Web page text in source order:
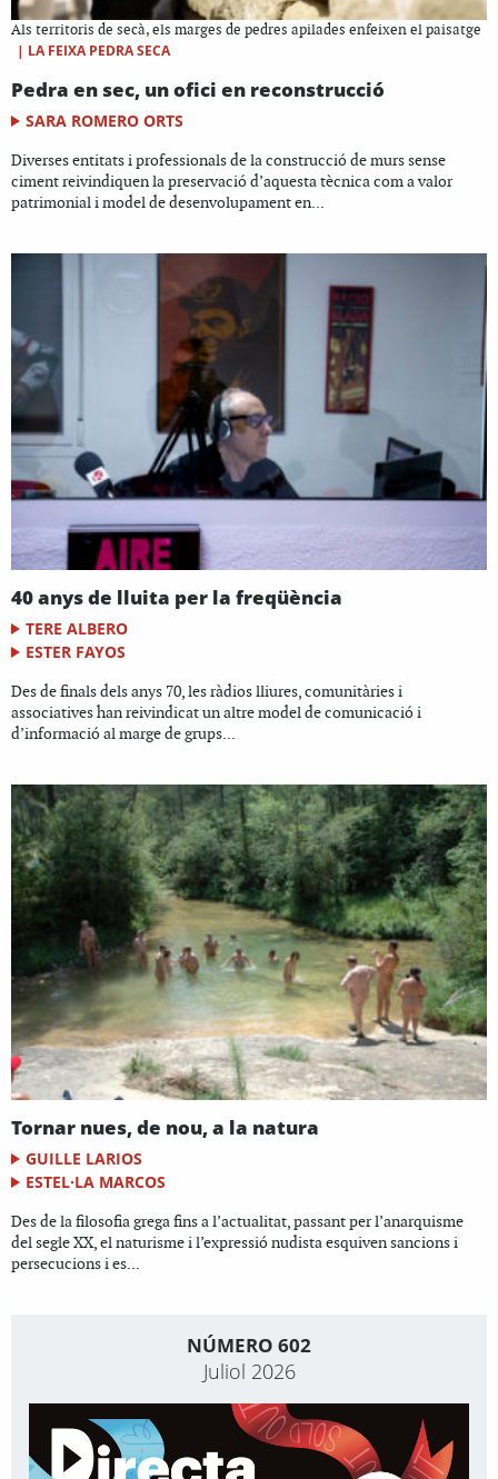
Als territoris de secà, els marges de pedres apilades enfeixen el paisatge
| LA FEIXA PEDRA SECA
Pedra en sec, un ofici en reconstrucció
SARA ROMERO ORTS
Diverses entitats i professionals de la construcció de murs sense
ciment reivindiquen la preservació d’aquesta tècnica com a valor
patrimonial i model de desenvolupament en...
40 anys de lluita per la freqüència
TERE ALBERO
ESTER FAYOS
Des de finals dels anys 70, les ràdios lliures, comunitàries i
associatives han reivindicat un altre model de comunicació i
d’informació al marge de grups...
Tornar nues, de nou, a la natura
GUILLE LARIOS
ESTEL·LA MARCOS
Des de la filosofia grega fins a l’actualitat, passant per l’anarquisme
del segle XX, el naturisme i l’expressió nudista esquiven sancions i
persecucions i es...
NÚMERO 602
Juliol 2026